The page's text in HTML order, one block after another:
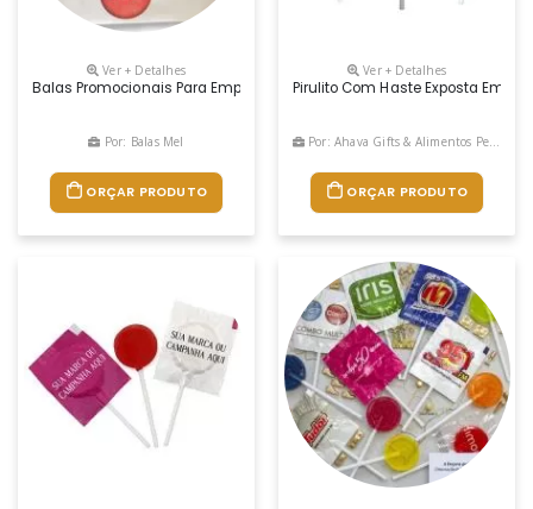
Ver + Detalhes
Balas Promocionais Para Empresas,comercio O Melhor E Mais Barato
Por: Balas Mel
ORÇAR PRODUTO
Ver + Detalhes
Pirulito Com Haste Exposta Em
Por: Ahava Gifts & Alimentos Personalizados
ORÇAR PRODUTO